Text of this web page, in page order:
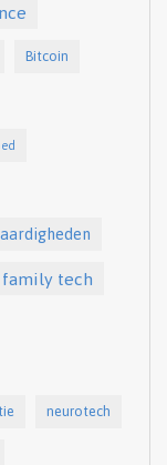
Bitcoin
family tech
neurotech